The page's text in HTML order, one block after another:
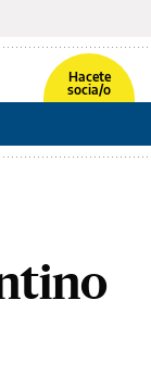
Hacete
socia/o